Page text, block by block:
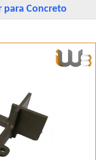
para Concreto